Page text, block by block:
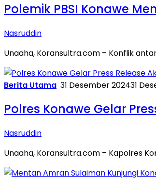
Polemik PBSI Konawe
Nasruddin
Unaaha, Koransultra.com – Konflik
Berita Utama 31 Desember 202431
Polres Konawe Gelar
Nasruddin
Unaaha, Koransultra.com – Kapolres